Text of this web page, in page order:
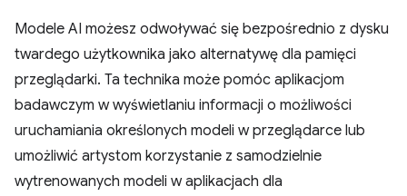
Modele AI możesz odwoływać się bezpośrednio z dysku
twardego użytkownika jako alternatywę dla pamięci
przeglądarki. Ta technika może pomóc aplikacjom
badawczym w wyświetlaniu informacji o możliwości
uruchamiania określonych modeli w przeglądarce lub
umożliwić artystom korzystanie z samodzielnie
wytrenowanych modeli w aplikacjach dla